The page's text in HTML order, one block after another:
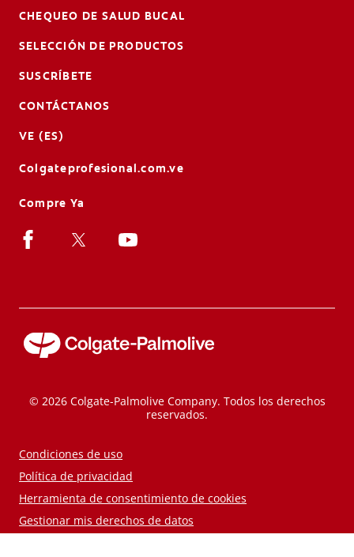
CHEQUEO DE SALUD BUCAL
SELECCIÓN DE PRODUCTOS
SUSCRÍBETE
CONTÁCTANOS
VE (ES)
Colgateprofesional.com.ve
Compre Ya
© 2026 Colgate-Palmolive Company. Todos los derechos
reservados.
Condiciones de uso
Política de privacidad
Herramienta de consentimiento de cookies
Gestionar mis derechos de datos